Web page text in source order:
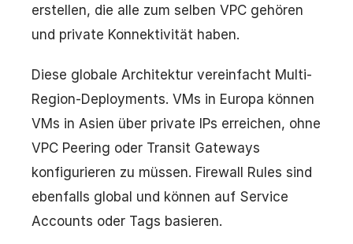
erstellen, die alle zum selben VPC gehören
und private Konnektivität haben.
Diese globale Architektur vereinfacht Multi-
Region-Deployments. VMs in Europa können
VMs in Asien über private IPs erreichen, ohne
VPC Peering oder Transit Gateways
konfigurieren zu müssen. Firewall Rules sind
ebenfalls global und können auf Service
Accounts oder Tags basieren.